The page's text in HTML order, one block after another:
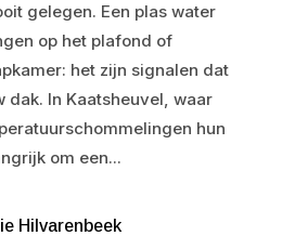
gelegen. Een plas water
op het plafond of
het zijn signalen dat
dak. In Kaatsheuvel, waar
hun
om een...
Hilvarenbeek